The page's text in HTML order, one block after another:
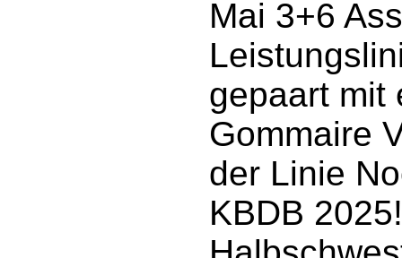
Mai 3+6
gepaart mit
Gommaire
der Linie
KBDB